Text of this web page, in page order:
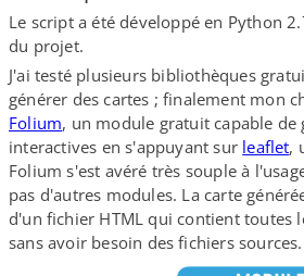
Le script a été développé en Python
du projet.
J'ai testé plusieurs bibliothèques
générer des cartes ; finalement mon
Folium, un module gratuit capable de
interactives en s'appuyant sur leaflet,
Folium s'est avéré très souple à
pas d'autres modules. La carte
d'un fichier HTML qui contient toutes
sans avoir besoin des fichiers sources.